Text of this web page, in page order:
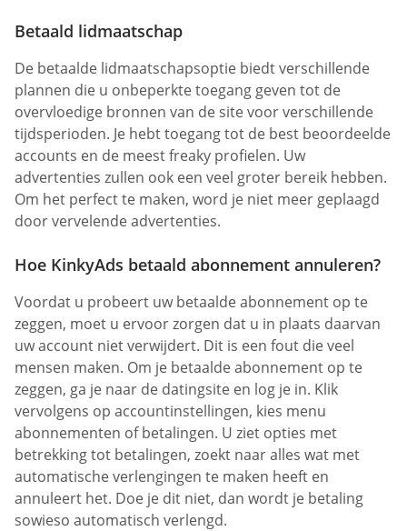
Betaald lidmaatschap
De betaalde lidmaatschapsoptie biedt verschillende
plannen die u onbeperkte toegang geven tot de
overvloedige bronnen van de site voor verschillende
tijdsperioden. Je hebt toegang tot de best beoordeelde
accounts en de meest freaky profielen. Uw
advertenties zullen ook een veel groter bereik hebben.
Om het perfect te maken, word je niet meer geplaagd
door vervelende advertenties.
Hoe KinkyAds betaald abonnement annuleren?
Voordat u probeert uw betaalde abonnement op te
zeggen, moet u ervoor zorgen dat u in plaats daarvan
uw account niet verwijdert. Dit is een fout die veel
mensen maken. Om je betaalde abonnement op te
zeggen, ga je naar de datingsite en log je in. Klik
vervolgens op accountinstellingen, kies menu
abonnementen of betalingen. U ziet opties met
betrekking tot betalingen, zoekt naar alles wat met
automatische verlengingen te maken heeft en
annuleert het. Doe je dit niet, dan wordt je betaling
sowieso automatisch verlengd.